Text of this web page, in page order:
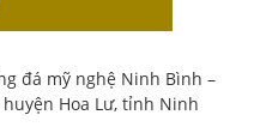
đá mỹ nghệ Ninh Bình –
Hoa Lư, tỉnh Ninh